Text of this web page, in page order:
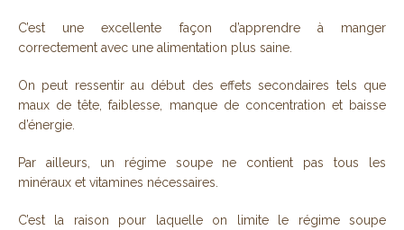
C’est une excellente façon d’apprendre à manger
correctement avec une alimentation plus saine.
On peut ressentir au début des effets secondaires tels que
maux de tête, faiblesse, manque de concentration et baisse
d’énergie.
Par ailleurs, un régime soupe ne contient pas tous les
minéraux et vitamines nécessaires.
C’est la raison pour laquelle on limite le régime soupe